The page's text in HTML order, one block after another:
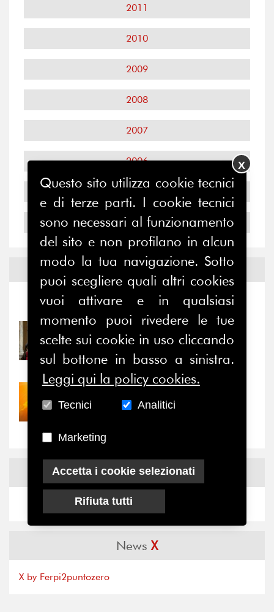
2011
2010
2009
2008
2007
2006
2005
2004
Notizie edEventi
Notizie - Eventi
31/07/2026
Prima della pausa estiva,
il valore di...
Nove anni dopo la
NewsFacebook
NewsX
X by Ferpi2puntozero
Questo sito utilizza cookie tecnici
e di terze parti. I cookie tecnici
sono necessari al funzionamento
del sito e non profilano in alcun
modo la tua navigazione. Sotto
puoi scegliere quali altri cookies
vuoi attivare e in qualsiasi
momento puoi rivedere le tue
scelte sui cookie in uso cliccando
sul bottone in basso a sinistra.
Leggi qui la policy cookies.
Tecnici Analitici
Marketing
Accetta i cookie selezionati
Rifiuta tutti
X